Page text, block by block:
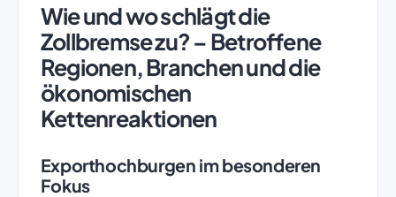
Wie und wo schlägt die
Zollbremse zu? – Betroffene
Regionen, Branchen und die
ökonomischen
Kettenreaktionen
Exporthochburgen im besonderen
Fokus